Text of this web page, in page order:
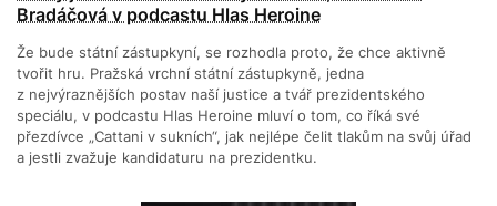
Bradáčová v podcastu Hlas Heroine
Že bude státní zástupkyní, se rozhodla proto, že chce aktivně
tvořit hru. Pražská vrchní státní zástupkyně, jedna
z nejvýraznějších postav naší justice a tvář prezidentského
speciálu, v podcastu Hlas Heroine mluví o tom, co říká své
přezdívce „Cattani v sukních“, jak nejlépe čelit tlakům na svůj úřad
a jestli zvažuje kandidaturu na prezidentku.